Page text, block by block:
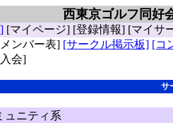
西東京ゴルフ同好
[マイページ] [登録情報] [マイサ
ンバー表] [サークル掲示板] [コ
会]
サ
ュニティ系